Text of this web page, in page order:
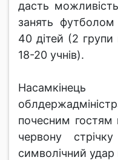
дасть
занять
40 дітей (2 групи
18-20 учнів).
Насамкінець
почесним гостям
червону
символічний удар